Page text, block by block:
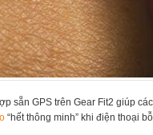
sẵn GPS trên Gear Fit2 giúp
“hết thông minh” khi điện thoại